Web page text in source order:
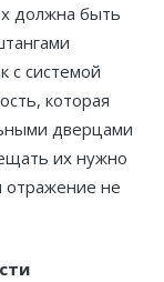
должна быть
с системой
которая
дверцами
их нужно
отражение не